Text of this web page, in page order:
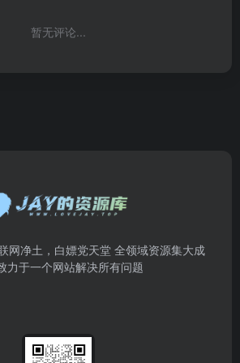
暂无评论...
网净土，白嫖党天堂 全领域资源集大成
力于一个网站解决所有问题